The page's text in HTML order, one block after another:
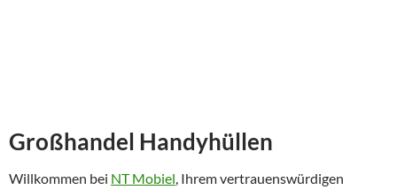
Großhandel Handyhüllen
Willkommen bei NT Mobiel, Ihrem vertrauenswürdigen